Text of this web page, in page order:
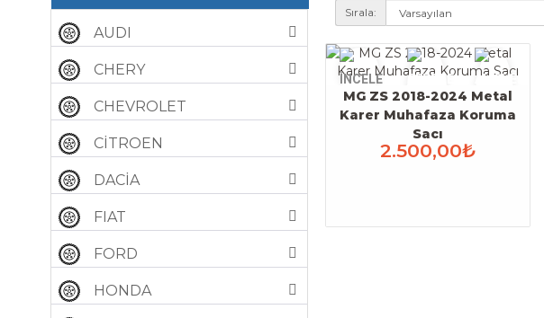
AUDI
CHERY
CHEVROLET
CİTROEN
DACİA
FIAT
FORD
HONDA
Sırala:
MG ZS 2018-2024 Metal
Karer Muhafaza Koruma
Sacı
2.500,00₺